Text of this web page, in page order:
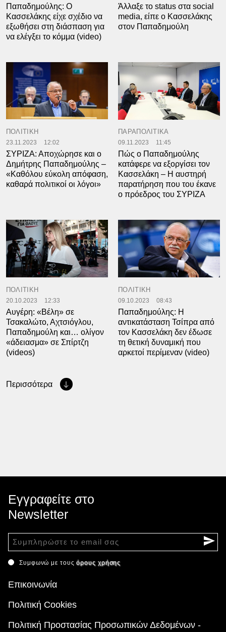
Παπαδημούλης: Ο
Κασσελάκης είχε σχέδιο να
εξωθήσει στη διάσπαση για
να ελέγξει το κόμμα (video)
Άλλαξε το status στα social
media, είπε ο Κασσελάκης
στον Παπαδημούλη
ΠΟΛΙΤΙΚΗ
23.11.2023 12:02
ΣΥΡΙΖΑ: Αποχώρησε και ο
Δημήτρης Παπαδημούλης –
«Καθόλου εύκολη απόφαση,
καθαρά πολιτικοί οι λόγοι»
ΠΑΡΑΠΟΛΙΤΙΚΑ
09.11.2023 11:45
Πώς ο Παπαδημούλης
κατάφερε να εξοργίσει τον
Κασσελάκη – Η αυστηρή
παρατήρηση που του έκανε
ο πρόεδρος του ΣΥΡΙΖΑ
ΠΟΛΙΤΙΚΗ
20.10.2023 12:33
Αυγέρη: «Βέλη» σε
Τσακαλώτο, Αχτσιόγλου,
Παπαδημούλη και… ολίγον
«άδειασμα» σε Σπίρτζη
(videos)
ΠΟΛΙΤΙΚΗ
09.10.2023 08:43
Παπαδημούλης: Η
αντικατάσταση Τσίπρα από
τον Κασσελάκη δεν έδωσε
τη θετική δυναμική που
αρκετοί περίμεναν (video)
Περισσότερα
Εγγραφείτε στο
Newsletter
Συμφωνώ με τουςόρους χρήσης
Επικοινωνία
Πολιτική Cookies
Πολιτική Προστασίας Προσωπικών Δεδομένων -